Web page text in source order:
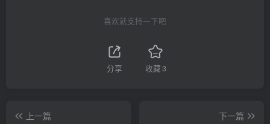
喜欢就支持一下吧
分享 收藏3
上一篇
下一篇